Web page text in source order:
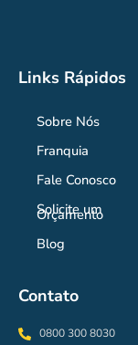
Links Rápidos
Sobre Nós
Franquia
Fale Conosco
Solicite um
Orçamento
Blog
Contato
0800 300 8030